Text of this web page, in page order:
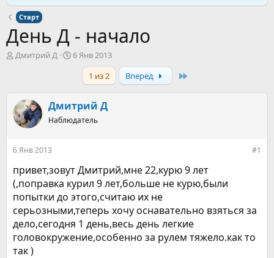
Старт
День Д - начало
А
т
е
Дмитрий Д
Д
а
ч
6 Янв 2013
1 из 2
Вперёд
Дмитрий Д
Наблюдатель
6 Янв 2013 #1
привет,зовут Дмитрий,мне 22,курю 9 лет
(,поправка курил 9 лет,больше не курю,были
попытки до этого,считаю их не
серьозными,теперь хочу оснавательно взяться за
дело,сегодня 1 день,весь день легкие
головокружение,особенно за рулем тяжело.как то
так )